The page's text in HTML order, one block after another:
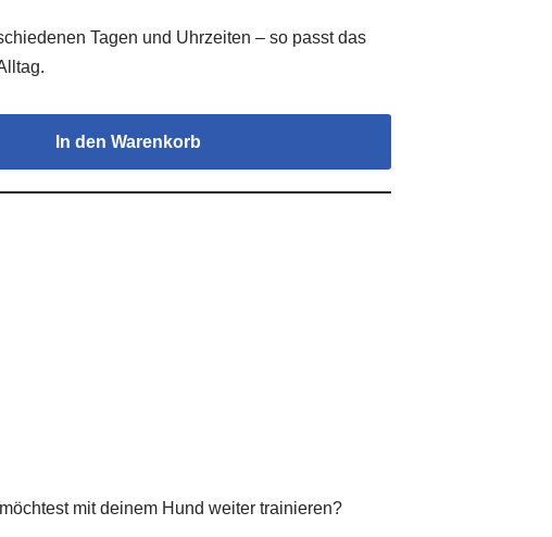
Tagen und Uhrzeiten – so passt das
In den Warenkorb
mit deinem Hund weiter trainieren?